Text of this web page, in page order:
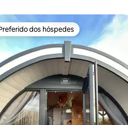
dos hóspedes
dos hóspedes